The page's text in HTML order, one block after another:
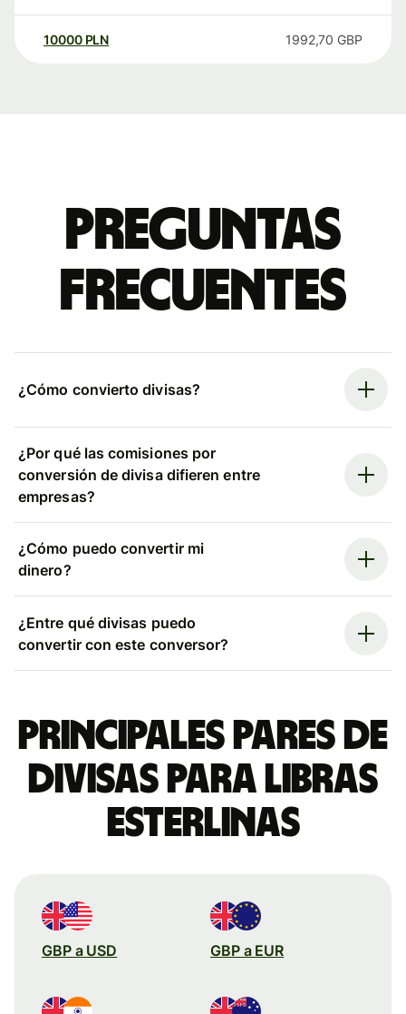
10000 PLN 1992,70 GBP
Preguntas
frecuentes
¿Cómo convierto divisas?
¿Por qué las comisiones por
conversión de divisa difieren entre
empresas?
¿Cómo puedo convertir mi
dinero?
¿Entre qué divisas puedo
convertir con este conversor?
Principales pares de
divisas para libras
esterlinas
GBP a USD GBP a EUR